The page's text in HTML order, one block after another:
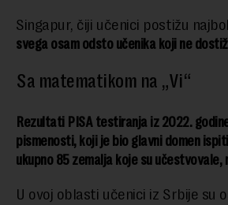
Singapur, čiji učenici postižu
svega osam odsto učenika koji ne
Sa matematikom na „Vi“
Rezultati PISA testiranja iz 2022.
pismenosti, koji je bio glavni domen
ukupno 85 zemalja koje su učestvovale,
U ovoj oblasti učenici iz Srbije su